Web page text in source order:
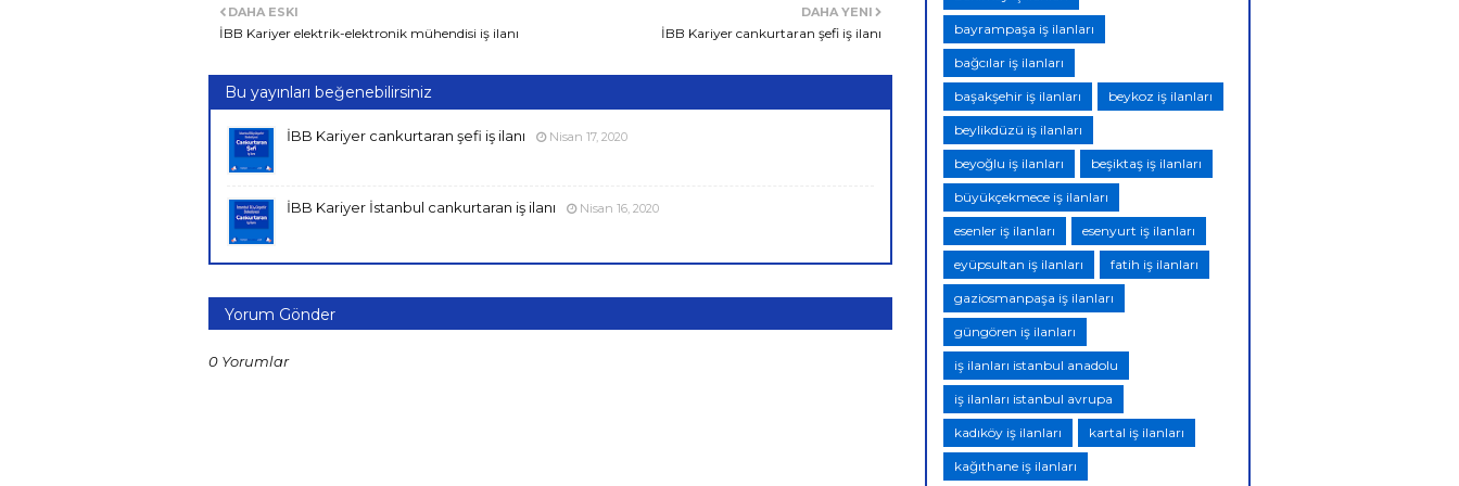
DAHA YENI
İBB Kariyer cankurtaran şefi iş ilanı
DAHA ESKI
İBB Kariyer elektrik-elektronik mühendisi iş ilanı
Bu yayınları beğenebilirsiniz
İBB Kariyer cankurtaran şefi iş ilanı Nisan 17, 2020
İBB Kariyer İstanbul cankurtaran iş ilanı Nisan 16, 2020
Yorum Gönder
0 Yorumlar
bayrampaşa iş ilanları
bağcılar iş ilanları
başakşehir iş ilanları beykoz iş ilanları
beylikdüzü iş ilanları
beyoğlu iş ilanları beşiktaş iş ilanları
büyükçekmece iş ilanları
esenler iş ilanları esenyurt iş ilanları
eyüpsultan iş ilanları fatih iş ilanları
gaziosmanpaşa iş ilanları
güngören iş ilanları
iş ilanları istanbul anadolu
iş ilanları istanbul avrupa
kadıköy iş ilanları kartal iş ilanları
kağıthane iş ilanları